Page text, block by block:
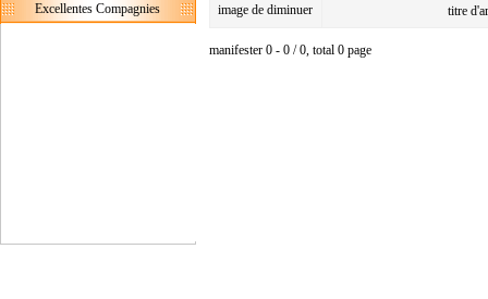
Excellentes Compagnies image de diminuer titre
manifester 0 - 0 / 0, total 0 page